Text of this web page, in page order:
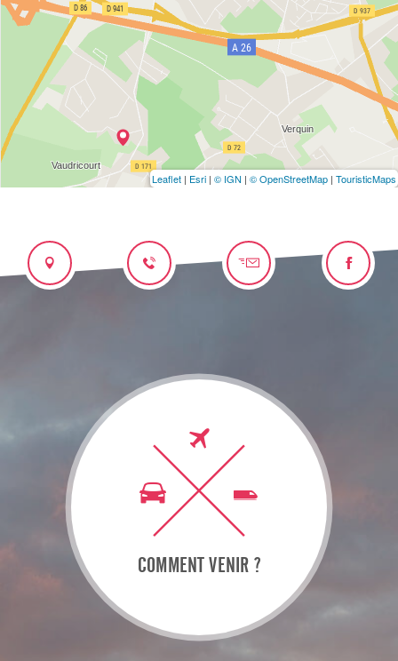
Leaflet | Esri | © IGN | © OpenStreetMap | TouristicMaps
COMMENT VENIR ?